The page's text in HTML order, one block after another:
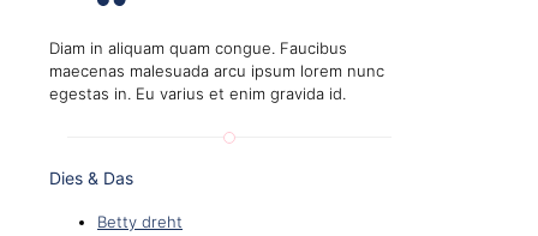
Diam in aliquam quam congue. Faucibus
maecenas malesuada arcu ipsum lorem nunc
egestas in. Eu varius et enim gravida id.
Dies & Das
Betty dreht